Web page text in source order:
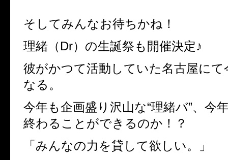
そしてみんなお待ちかね！
理緒（Dr）の生誕祭も開催決定♪
彼がかつて活動していた名古屋にて
なる。
今年も企画盛り沢山な“理緒バ”、今
終わることができるのか！？
「みんなの力を貸して欲しい。」